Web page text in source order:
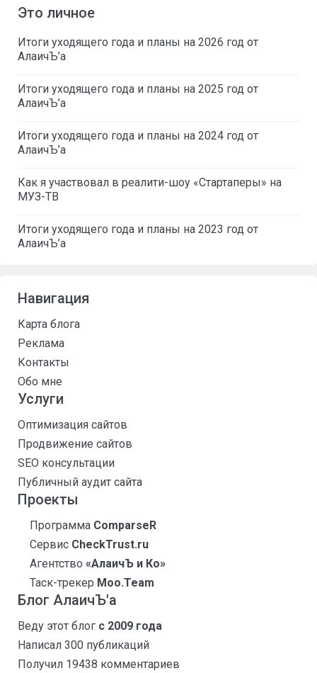
Это личное
Итоги уходящего года и планы на 2026 год от
АлаичЪ’а
Итоги уходящего года и планы на 2025 год от
АлаичЪ’а
Итоги уходящего года и планы на 2024 год от
АлаичЪ’а
Как я участвовал в реалити-шоу «Стартаперы» на
МУЗ-ТВ
Итоги уходящего года и планы на 2023 год от
АлаичЪ’а
Навигация
Карта блога
Реклама
Контакты
Обо мне
Услуги
Оптимизация сайтов
Продвижение сайтов
SEO консультации
Публичный аудит сайта
Проекты
Программа ComparseR
Сервис CheckTrust.ru
Агентство «АлаичЪ и Ко»
Таск-трекер Moo.Team
Блог АлаичЪ'а
Веду этот блог с 2009 года
Написал 300 публикаций
Получил 19438 комментариев